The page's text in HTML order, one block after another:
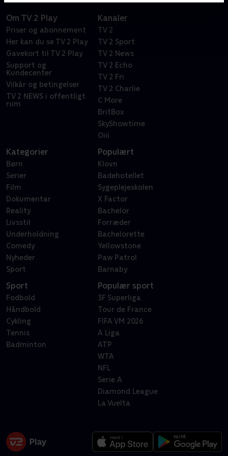
Om TV 2 Play
Priser og abonnement
Her kan du se TV 2 Play
Gavekort til TV 2 Play
Support og
Kundecenter
Vilkår og betingelser
TV 2 NEWS i offentligt
rum
Kanaler
TV 2
TV 2 Sport
TV 2 News
TV 2 Echo
TV 2 Fri
TV 2 Charlie
C More
BritBox
SkyShowtime
Oiii
Kategorier
Børn
Serier
Film
Dokumentar
Reality
Livsstil
Underholdning
Comedy
Nyheder
Sport
Populært
Klovn
Badehotellet
Sygeplejeskolen
X Factor
Bachelor
Forræder
Bachelorette
Yellowstone
Paw Patrol
Barnaby
Sport
Fodbold
Håndbold
Cykling
Tennis
Badminton
Populær sport
3F Superliga
Tour de France
FIFA VM 2026
A Liga
ATP
WTA
NFL
Serie A
Diamond League
La Vuelta